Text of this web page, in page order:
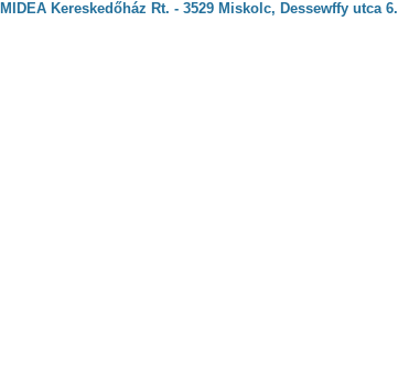
MIDEA Kereskedőház Rt. - 3529 Miskolc, Dessewffy utca 6.